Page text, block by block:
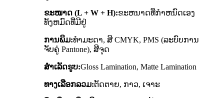
ຂະໜາດ (L + W + H):ຂະຫນາດທີ່ກໍາຫນົດເອງ
ທັງຫມົດທີ່ມີຢູ່
ການພິມ:ທຳມະດາ, ສີ CMYK, PMS (ລະບົບການ
ຈັບຄູ່ Pantone), ສີຈຸດ
ສໍາເລັດຮູບ:Gloss Lamination, Matte Lamination
ທາງເລືອກລວມ:ຕັດຕາຍ, ກາວ, ເຈາະ